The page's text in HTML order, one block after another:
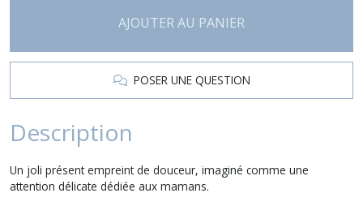
AJOUTER AU PANIER
POSER UNE QUESTION
Description
Un joli présent empreint de douceur, imaginé comme une
attention délicate dédiée aux mamans.